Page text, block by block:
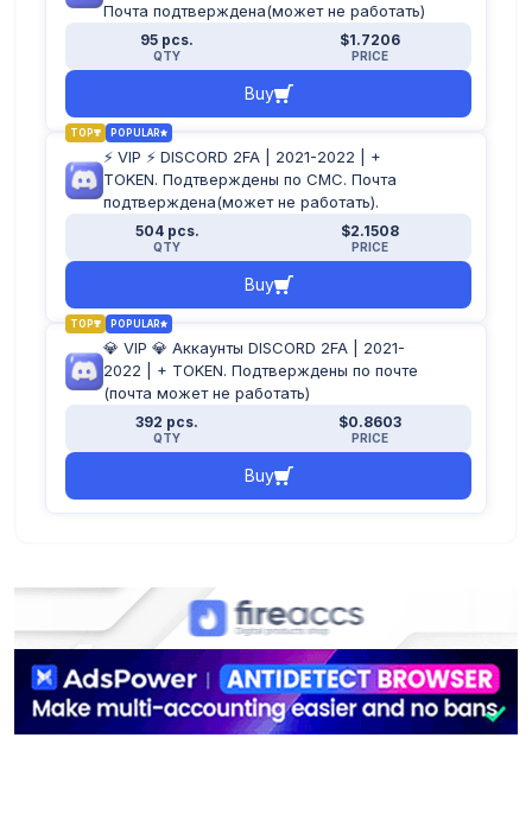
Почта подтверждена(может не работать)
95 pcs.
QTY
$1.7206
PRICE
Buy
TOP POPULAR
⚡️ VIP ⚡️ DISCORD 2FA | 2021-2022 | +
TOKEN. Подтверждены по СМС. Почта
подтверждена(может не работать).
504 pcs.
QTY
$2.1508
PRICE
Buy
TOP POPULAR
💎 VIP 💎 Аккаунты DISCORD 2FA | 2021-
2022 | + TOKEN. Подтверждены по почте
(почта может не работать)
392 pcs.
QTY
$0.8603
PRICE
Buy